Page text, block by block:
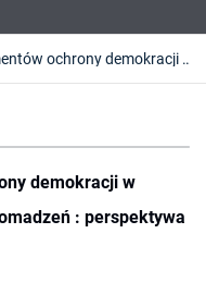
Kształtowanie instrumentów ochrony demokracji w Polsce na przykładzie zakazu zgromadzeń : perspektywa ideowa
demokracji w
: perspektywa